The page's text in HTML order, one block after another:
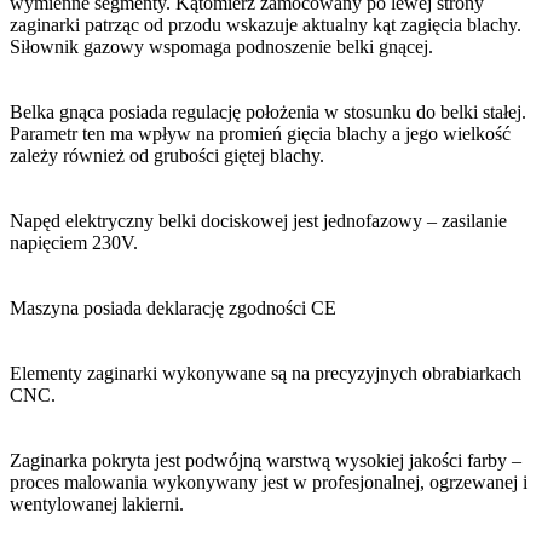
PBTRI – szczypce do zacisków trójkątnych 80 mm
PBTRI100 – szczypce do zacisków trójkątnych, głębokość 100 mm
PPID – szczypce proste Piccolo 22 mm
TRACDC – traser do blachy
zaginarki patrząc od przodu wskazuje aktualny kąt zagięcia blachy.
Siłownik gazowy wspomaga podnoszenie belki gnącej.
Belka gnąca posiada regulację położenia w stosunku do belki stałej.
Parametr ten ma wpływ na promień gięcia blachy a jego wielkość
zależy również od grubości giętej blachy.
Napęd elektryczny belki dociskowej jest jednofazowy – zasilanie
napięciem 230V.
Maszyna posiada deklarację zgodności CE
Elementy zaginarki wykonywane są na precyzyjnych obrabiarkach
CNC.
Zaginarka pokryta jest podwójną warstwą wysokiej jakości farby –
proces malowania wykonywany jest w profesjonalnej, ogrzewanej i
wentylowanej lakierni.